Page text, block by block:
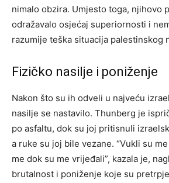
nimalo obzira. Umjesto toga, njihovo
odražavalo osjećaj superiornosti i
razumije teška situacija palestinskog
Fizičko nasilje i poniženje
Nakon što su ih odveli u najveću
nasilje se nastavilo. Thunberg je
po asfaltu, dok su joj pritisnuli
a ruke su joj bile vezane. “Vukli su
me dok su me vrijeđali”, kazala je,
brutalnost i poniženje koje su